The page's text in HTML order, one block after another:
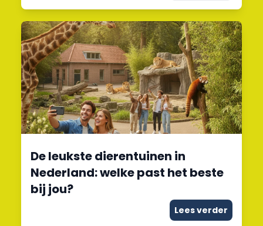
De leukste dierentuinen in
Nederland: welke past het beste
bij jou?
Lees verder